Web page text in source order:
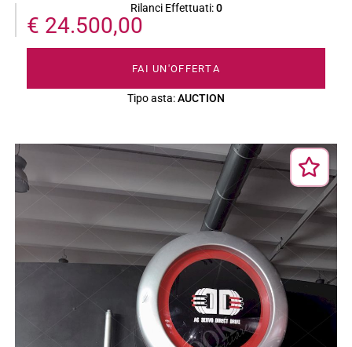
Rilanci Effettuati:0
€ 24.500,00
FAI UN'OFFERTA
Tipo asta:AUCTION